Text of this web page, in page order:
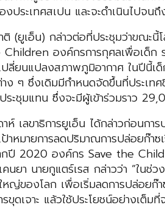
ระเทศสเปน และจะดำเนินไปจน
ติ (ยูเอ็น) กล่าวต่อที่ประชุมว่าขณะ
องค์กรการกุศลเพื่อเด็ก
ลี่ยนแปลงสภาพภูมิอากาศ ในปีนี้
ๆ ซึ่งเดิมมีกำหนดจัดขึ้นที่ประเท
ระชุมแทน ซึ่งจะมีผู้เข้าร่วมราว
ห์ เลขาธิการยูเอ็น ได้กล่าวก่อน
ป้าหมายการลดปริมาณการปล่อยก๊
ปี 2020 องค์กร Save the
เคนยา นายกูแตร์เรส กล่าวว่า “
หญ่ของโลก เพื่อเริ่มลดการปล่อ
ดเจาะ แล้วใช้ประโยชน์อย่างเต็